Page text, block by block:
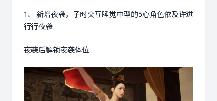
1、 新增夜袭，子时交互睡觉中型的5心角色依及许进
行行夜袭
夜袭后解锁夜袭体位